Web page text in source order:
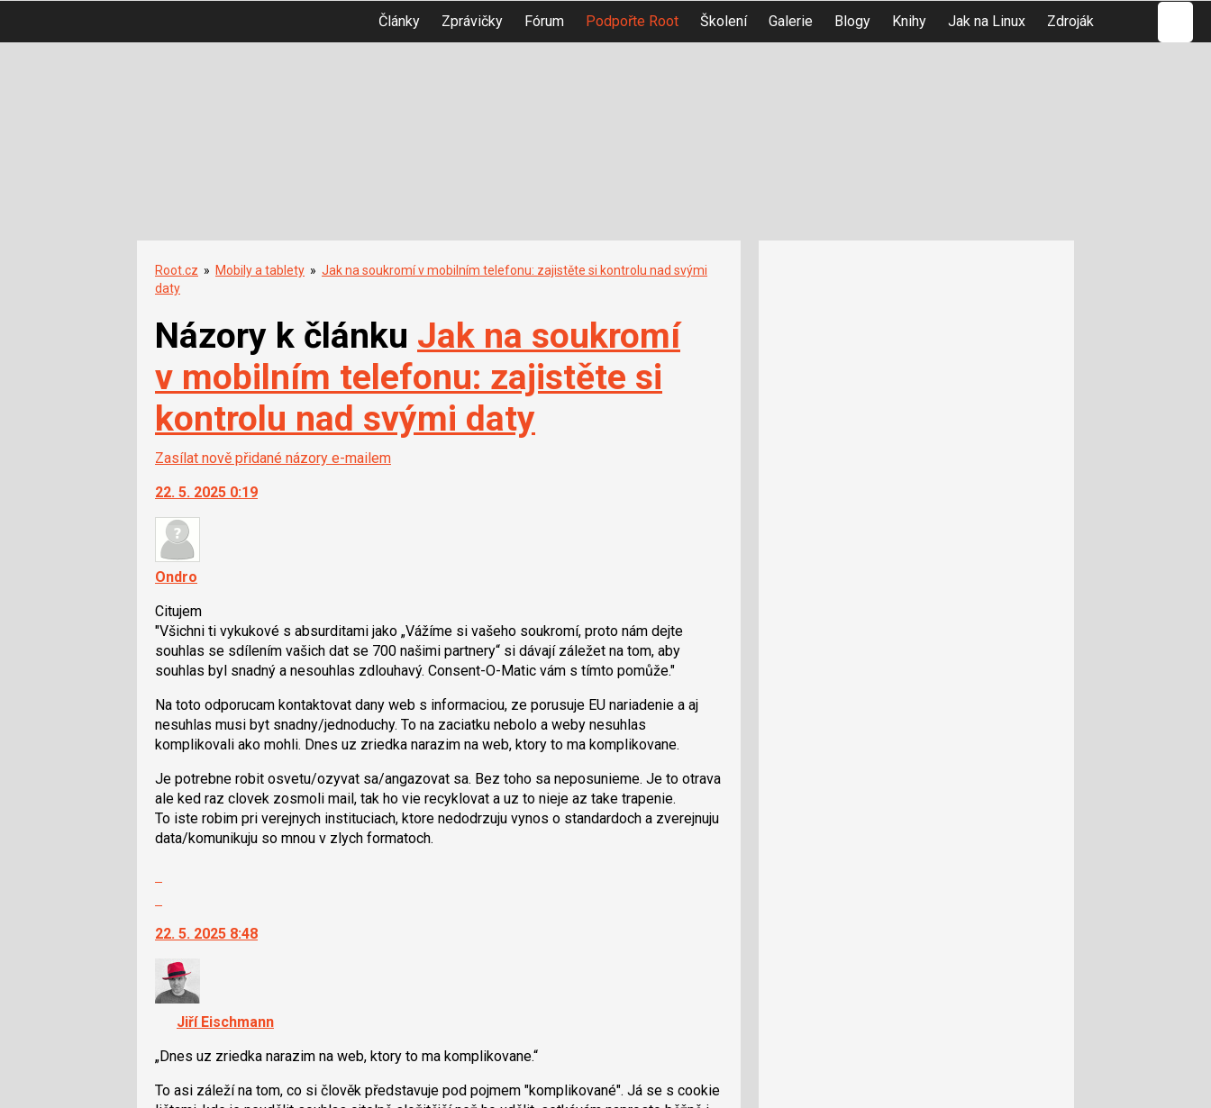
Články Zprávičky Fórum Podpořte Root Školení Galerie Blogy Knihy Jak na Linux Zdroják
Root.cz » Mobily a tablety » Jak na soukromí v mobilním telefonu: zajistěte si kontrolu nad svými
daty
Názory k článku Jak na soukromí
v mobilním telefonu: zajistěte si
kontrolu nad svými daty
Zasílat nově přidané názory e-mailem
22. 5. 2025 0:19
Ondro
Citujem
"Všichni ti vykukové s absurditami jako „Vážíme si vašeho soukromí, proto nám dejte
souhlas se sdílením vašich dat se 700 našimi partnery“ si dávají záležet na tom, aby
souhlas byl snadný a nesouhlas zdlouhavý. Consent-O-Matic vám s tímto pomůže."
Na toto odporucam kontaktovat dany web s informaciou, ze porusuje EU nariadenie a aj
nesuhlas musi byt snadny/jednoduchy. To na zaciatku nebolo a weby nesuhlas
komplikovali ako mohli. Dnes uz zriedka narazim na web, ktory to ma komplikovane.
Je potrebne robit osvetu/ozyvat sa/angazovat sa. Bez toho sa neposunieme. Je to otrava
ale ked raz clovek zosmoli mail, tak ho vie recyklovat a uz to nieje az take trapenie.
To iste robim pri verejnych instituciach, ktore nedodrzuju vynos o standardoch a zverejnuju
data/komunikuju so mnou v zlych formatoch.
další
názor.
K
navigaci
lze
použít
klávesy
22. 5. 2025 8:48
Jiří Eischmann
Dnes uz zriedka narazim na web, ktory to ma komplikovane.
To asi záleží na tom, co si člověk představuje pod pojmem "komplikované". Já se s cookie